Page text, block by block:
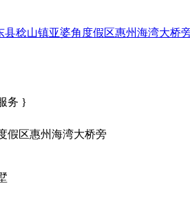
稔山镇亚婆角度假区惠州海湾大
务 }
假区惠州海湾大桥旁